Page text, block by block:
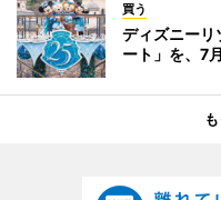
買う
ディズニーリ
ート」を、7